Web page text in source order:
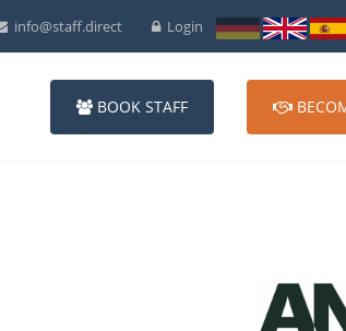
info@staff.direct Login
BOOK STAFF